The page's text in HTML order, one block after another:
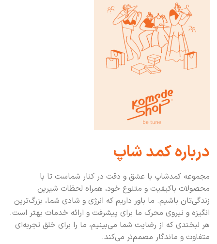
درباره کمد شاپ
مجموعه کمدشاپ با عشق و دقت در کنار شماست تا با
محصولات باکیفیت و متنوع خود، همراه لحظات شیرین
زندگی‌تان باشیم. ما باور داریم که انرژی و شادی شما، بزرگ‌ترین
انگیزه و نیروی محرک ما برای پیشرفت و ارائه خدمات بهتر است.
هر لبخندی که از رضایت شما می‌بینیم، ما را برای خلق تجربه‌ای
متفاوت و ماندگار مصمم‌تر می‌کند.